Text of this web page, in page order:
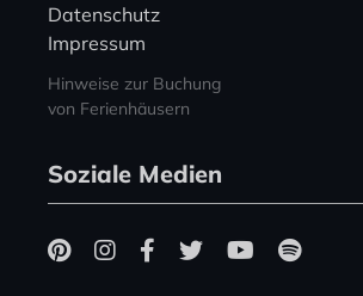
Datenschutz
Impressum
Hinweise zur Buchung
von Ferienhäusern
Soziale Medien